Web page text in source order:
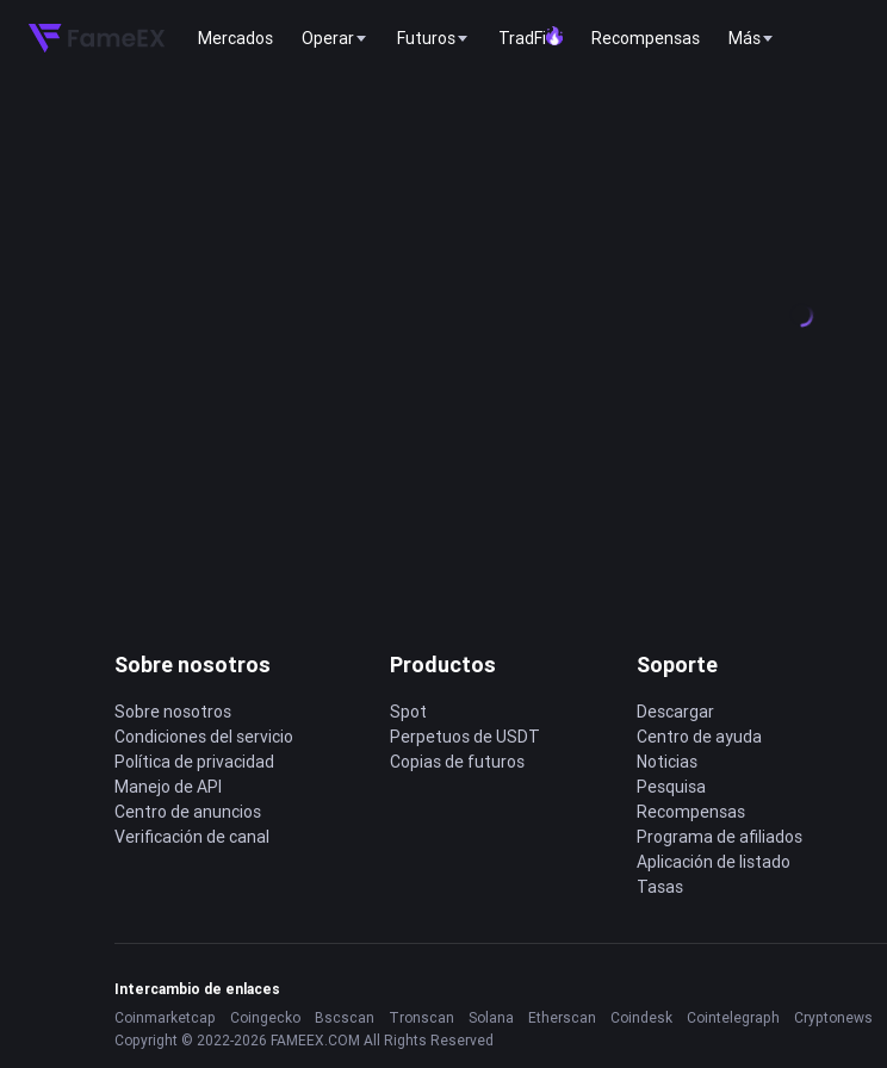
Mercados Operar Futuros TradFi Recompensas Más
Sobre nosotros
Sobre nosotros
Condiciones del servicio
Política de privacidad
Manejo de API
Centro de anuncios
Verificación de canal
Productos
Spot
Perpetuos de USDT
Copias de futuros
Soporte
Descargar
Centro de ayuda
Noticias
Pesquisa
Recompensas
Programa de afiliados
Aplicación de listado
Tasas
Intercambio de enlaces
Coinmarketcap
Coingecko Bscscan Tronscan Solana Etherscan Coindesk Cointelegraph Cryptonews
Copyright © 2022-2026 FAMEEX.COM All Rights Reserved